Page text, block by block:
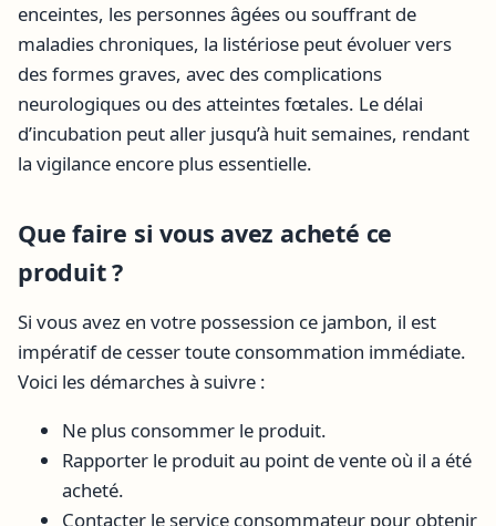
enceintes, les personnes âgées ou souffrant de
maladies chroniques, la listériose peut évoluer vers
des formes graves, avec des complications
neurologiques ou des atteintes fœtales. Le délai
d’incubation peut aller jusqu’à huit semaines, rendant
la vigilance encore plus essentielle.
Que faire si vous avez acheté ce
produit ?
Si vous avez en votre possession ce jambon, il est
impératif de cesser toute consommation immédiate.
Voici les démarches à suivre :
Ne plus consommer le produit.
Rapporter le produit au point de vente où il a été
acheté.
Contacter le service consommateur pour obtenir